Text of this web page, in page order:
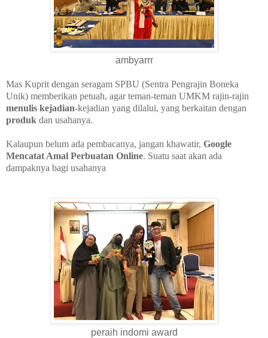
ambyarrr
Mas Kuprit dengan seragam SPBU (Sentra Pengrajin Boneka
Unik) memberikan petuah, agar teman-teman UMKM rajin-rajin
menulis kejadian-kejadian yang dilalui, yang berkaitan dengan
produk dan usahanya.
Kalaupun belum ada pembacanya, jangan khawatir, Google
Mencatat Amal Perbuatan Online. Suatu saat akan ada
dampaknya bagi usahanya
peraih indomi award